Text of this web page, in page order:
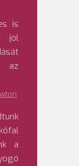
is
jól
a